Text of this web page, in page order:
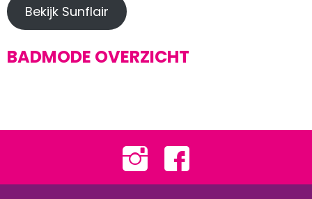
Bekijk Sunflair
BADMODE OVERZICHT